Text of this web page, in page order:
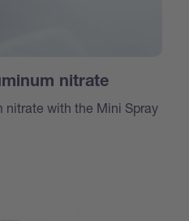
nitrate
nitrate with the Mini Spray